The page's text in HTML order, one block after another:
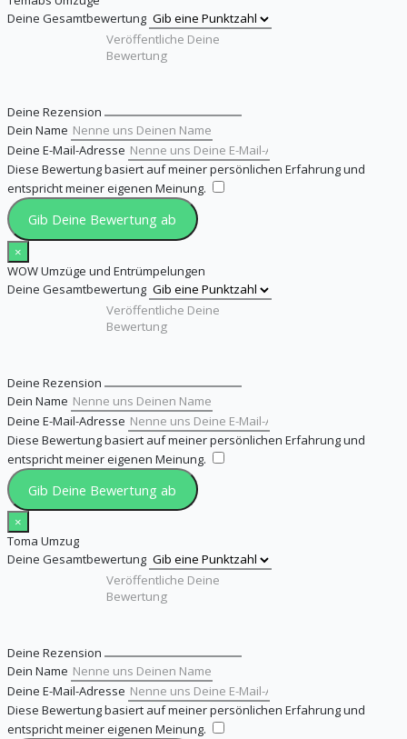
Deine Gesamtbewertung
Deine Rezension
Dein Name
Deine E-Mail-Adresse
Diese Bewertung basiert auf meiner persönlichen Erfahrung und
entspricht meiner eigenen Meinung.
Gib Deine Bewertung ab
×
WOW Umzüge und Entrümpelungen
Deine Gesamtbewertung
Deine Rezension
Dein Name
Deine E-Mail-Adresse
Diese Bewertung basiert auf meiner persönlichen Erfahrung und
entspricht meiner eigenen Meinung.
Gib Deine Bewertung ab
×
Toma Umzug
Deine Gesamtbewertung
Deine Rezension
Dein Name
Deine E-Mail-Adresse
Diese Bewertung basiert auf meiner persönlichen Erfahrung und
entspricht meiner eigenen Meinung.